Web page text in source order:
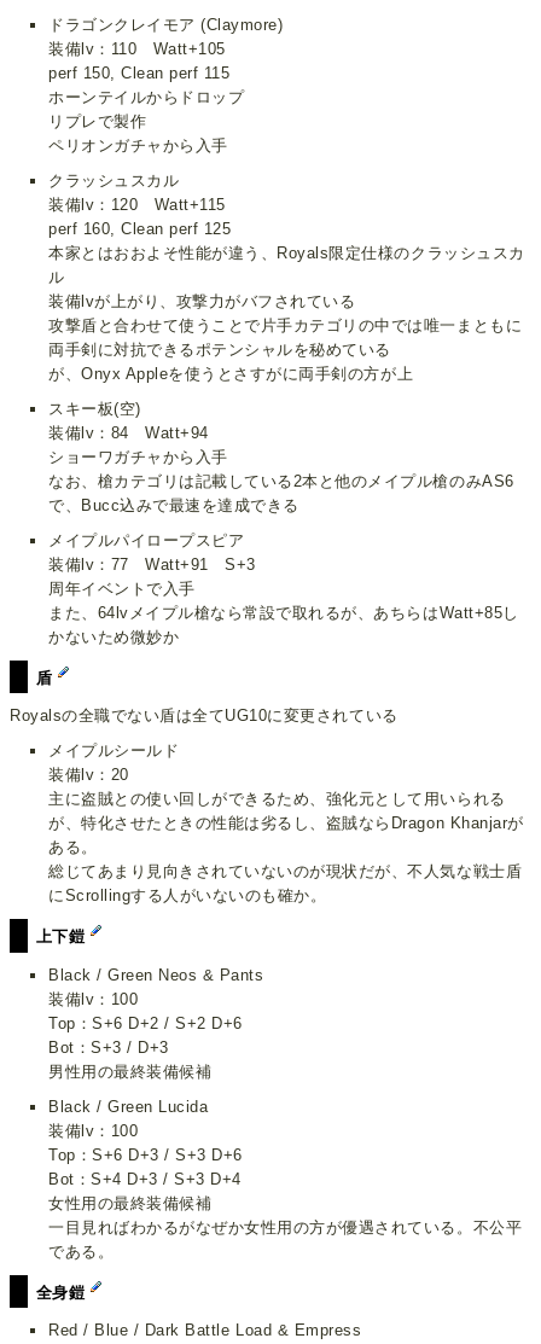
ドラゴンクレイモア (Claymore)
装備lv：110 Watt+105
perf 150, Clean perf 115
ホーンテイルからドロップ
リプレで製作
ペリオンガチャから入手
クラッシュスカル
装備lv：120 Watt+115
perf 160, Clean perf 125
本家とはおおよそ性能が違う、Royals限定仕様のクラッシュスカ
ル
装備lvが上がり、攻撃力がバフされている
攻撃盾と合わせて使うことで片手カテゴリの中では唯一まともに
両手剣に対抗できるポテンシャルを秘めている
が、Onyx Appleを使うとさすがに両手剣の方が上
スキー板(空)
装備lv：84 Watt+94
ショーワガチャから入手
なお、槍カテゴリは記載している2本と他のメイプル槍のみAS6
で、Bucc込みで最速を達成できる
メイプルパイロープスピア
装備lv：77 Watt+91 S+3
周年イベントで入手
また、64lvメイプル槍なら常設で取れるが、あちらはWatt+85し
かないため微妙か
盾
Royalsの全職でない盾は全てUG10に変更されている
メイプルシールド
装備lv：20
主に盗賊との使い回しができるため、強化元として用いられる
が、特化させたときの性能は劣るし、盗賊ならDragon Khanjarが
ある。
総じてあまり見向きされていないのが現状だが、不人気な戦士盾
にScrollingする人がいないのも確か。
上下鎧
Black / Green Neos & Pants
装備lv：100
Top：S+6 D+2 / S+2 D+6
Bot：S+3 / D+3
男性用の最終装備候補
Black / Green Lucida
装備lv：100
Top：S+6 D+3 / S+3 D+6
Bot：S+4 D+3 / S+3 D+4
女性用の最終装備候補
一目見ればわかるがなぜか女性用の方が優遇されている。不公平
である。
全身鎧
Red / Blue / Dark Battle Load & Empress